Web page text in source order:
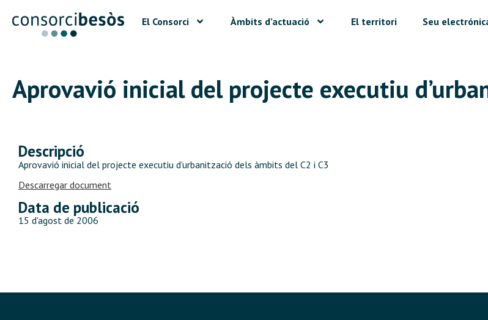
El Consorci Àmbits d’actuació El territori Seu
Aprovavió inicial del projecte executiu
Descripció
Aprovavió inicial del projecte executiu d’urbanització dels àmbits del C2 i C3
Descarregar document
Data de publicació
15 d'agost de 2006